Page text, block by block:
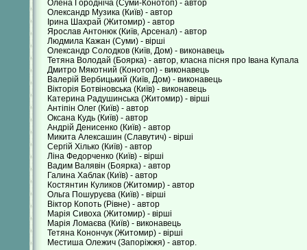
Олена Городніча (Суми-Конотоп) - автор
Олександр Музика (Київ) - автор
Ірина Шахрай (Житомир) - автор
Ярослав Антонюк (Київ, Арсенал) - автор
Людмила Кажан (Суми) - вірші
Олександр Солодков (Київ, Дом) - виконавець
Тетяна Володай (Боярка) - автор, класна пісня про Івана Купала
Дмитро Мякотний (Конотоп) - виконавець
Валерій Вербицький (Київ, Дом) - виконавець
Вікторія Ботвіновська (Київ) - виконавець
Катерина Радушинська (Житомир) - вірші
Антіпін Олег (Київ) - автор
Оксана Кудь (Київ) - автор
Андрій Денисенко (Київ) - автор
Микита Алексашин (Славутич) - вірші
Сергій Хілько (Київ) - автор
Ліна Федорченко (Київ) - вірші
Вадим Валявін (Боярка) - автор
Галина Хаблак (Київ) - автор
Костянтин Куликов (Житомир) - автор
Ольга Пошуруєва (Київ) - вірші
Віктор Копоть (Рівне) - автор
Марія Сивоха (Житомир) - вірші
Марія Ломаєва (Київ) - виконавець
Тетяна Конончук (Житомир) - вірші
Местиша Олежич (Запоріжжя) - автор.